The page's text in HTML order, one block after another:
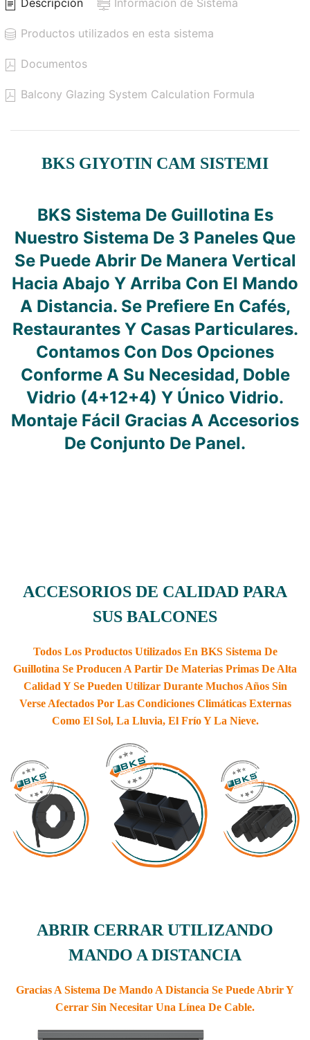
Descripción Información de Sistema
Productos utilizados en esta sistema
Documentos
Balcony Glazing System Calculation Formula
BKS GIYOTIN CAM SISTEMI
BKS Sistema De Guillotina Es
Nuestro Sistema De 3 Paneles Que
Se Puede Abrir De Manera Vertical
Hacia Abajo Y Arriba Con El Mando
A Distancia. Se Prefiere En Cafés,
Restaurantes Y Casas Particulares.
Contamos Con Dos Opciones
Conforme A Su Necesidad, Doble
Vidrio (4+12+4) Y Único Vidrio.
Montaje Fácil Gracias A Accesorios
De Conjunto De Panel.
ACCESORIOS DE CALIDAD PARA
SUS BALCONES
Todos Los Productos Utilizados En BKS Sistema De
Guillotina Se Producen A Partir De Materias Primas De Alta
Calidad Y Se Pueden Utilizar Durante Muchos Años Sin
Verse Afectados Por Las Condiciones Climáticas Externas
Como El Sol, La Lluvia, El Frío Y La Nieve.
ABRIR CERRAR UTILIZANDO
MANDO A DISTANCIA
Gracias A Sistema De Mando A Distancia Se Puede Abrir Y
Cerrar Sin Necesitar Una Línea De Cable.